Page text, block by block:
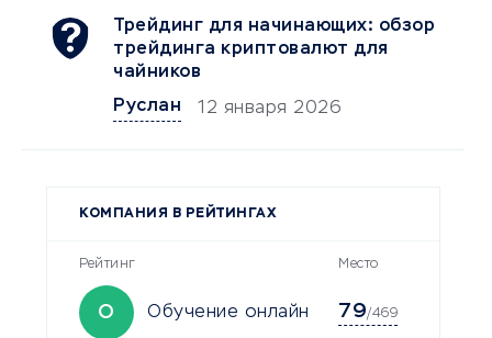
Трейдинг для начинающих: обзор
трейдинга криптовалют для
чайников
Руслан
12 января 2026
КОМПАНИЯ В РЕЙТИНГАХ
Рейтинг Место
О Обучение онлайн 79/469